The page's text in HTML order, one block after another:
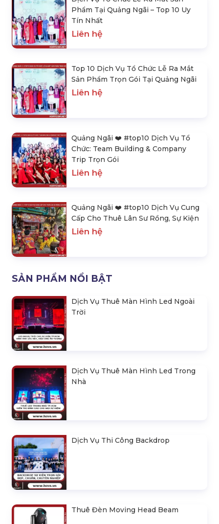
Phẩm Tại Quảng Ngãi – Top 10 Uy
Tín Nhất
Liên hệ
Top 10 Dịch Vụ Tổ Chức Lễ Ra Mắt
Sản Phẩm Trọn Gói Tại Quảng Ngãi
Liên hệ
Quảng Ngãi ❤️️ #top10 Dịch Vụ Tổ
Chức: Team Building & Company
Trip Trọn Gói
Liên hệ
Quảng Ngãi ❤️️ #top10 Dịch Vụ Cung
Cấp Cho Thuê Lân Sư Rồng, Sự Kiện
Liên hệ
SẢN PHẨM NỔI BẬT
Dịch Vụ Thuê Màn Hình Led Ngoài
Trời
Dịch Vụ Thuê Màn Hình Led Trong
Nhà
Dịch Vụ Thi Công Backdrop
Thuê Đèn Moving Head Beam